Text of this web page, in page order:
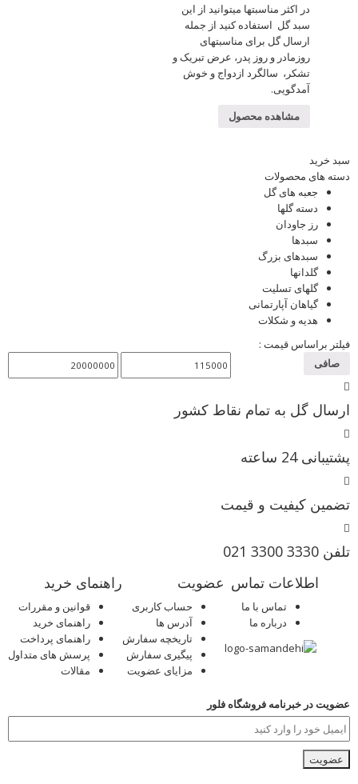
در اکثر مناسبتها میتوانید از این
سبد گل استفاده کنید از جمله
ارسال گل برای مناسبتهای
روزمادر و روز پدر، عرض تبریک و
تشکر، سالگرد ازدواج و خوش
آمدگویی.
مشاهده محصول
سبد خرید
دسته های محصولات
جعبه های گل
دسته گلها
رز جاودان
سبدها
سبدهای بزرگ
گلدانها
گلهای تسلیت
گیاهان آپارتمانی
هدیه و شکلات
فیلتر براساس قیمت :
صافی
ارسال گل به تمام نقاط کشور
پشتیبانی 24 ساعته
تضمین کیفیت و قیمت
تلفن 3330 3300 021
راهنمای خرید
قوانین و مقررات
راهنمای خرید
راهنمای پرداخت
پرسش های متداول
مقالات
عضویت
حساب کاربری
آدرس ها
تاریخچه سفارش
پیگیری سفارش
مزایای عضویت
اطلاعات تماس
تماس با ما
درباره ما
عضویت در خبرنامه فروشگاه فلور